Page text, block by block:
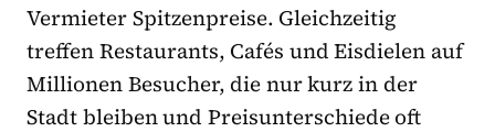
Vermieter Spitzenpreise. Gleichzeitig
treffen Restaurants, Cafés und Eisdielen auf
Millionen Besucher, die nur kurz in der
Stadt bleiben und Preisunterschiede oft